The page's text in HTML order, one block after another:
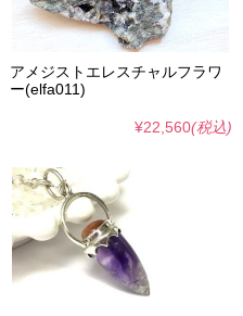
アメジストエレスチャルフラワ
ー(elfa011)
¥22,560(税込)